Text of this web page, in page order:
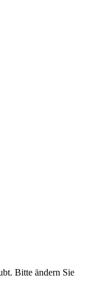
Bitte ändern Sie